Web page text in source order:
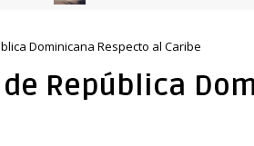
Dominicana Respecto al Caribe
República